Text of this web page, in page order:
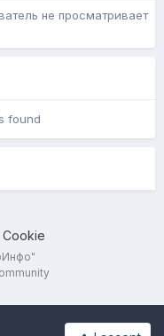
не просматривает
found
Cookie